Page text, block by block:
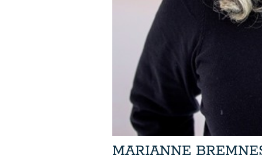
MARIANNE